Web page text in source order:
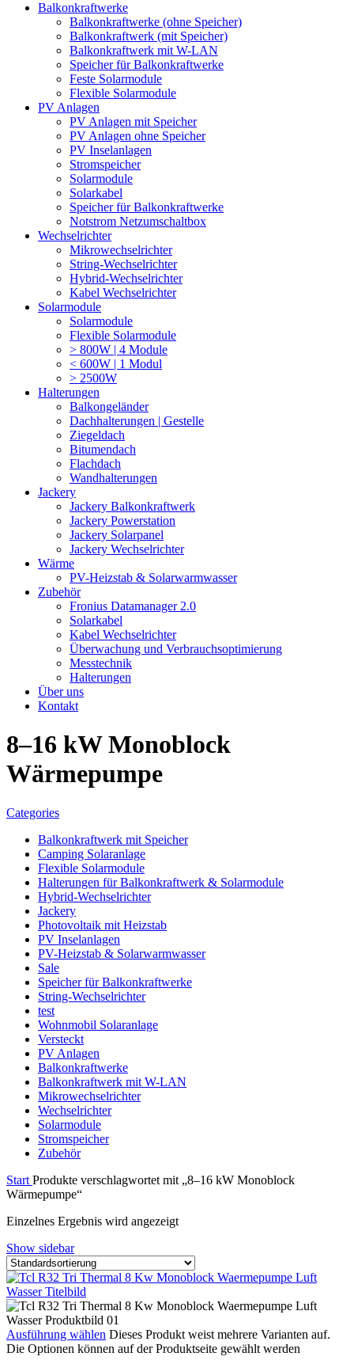
Balkonkraftwerke
Balkonkraftwerke (ohne Speicher)
Balkonkraftwerk (mit Speicher)
Balkonkraftwerk mit W-LAN
Speicher für Balkonkraftwerke
Feste Solarmodule
Flexible Solarmodule
PV Anlagen
PV Anlagen mit Speicher
PV Anlagen ohne Speicher
PV Inselanlagen
Stromspeicher
Solarmodule
Solarkabel
Speicher für Balkonkraftwerke
Notstrom Netzumschaltbox
Wechselrichter
Mikrowechselrichter
String-Wechselrichter
Hybrid-Wechselrichter
Kabel Wechselrichter
Solarmodule
Solarmodule
Flexible Solarmodule
> 800W | 4 Module
< 600W | 1 Modul
> 2500W
Halterungen
Balkongeländer
Dachhalterungen | Gestelle
Ziegeldach
Bitumendach
Flachdach
Wandhalterungen
Jackery
Jackery Balkonkraftwerk
Jackery Powerstation
Jackery Solarpanel
Jackery Wechselrichter
Wärme
PV-Heizstab & Solarwarmwasser
Zubehör
Fronius Datamanager 2.0
Solarkabel
Kabel Wechselrichter
Überwachung und Verbrauchsoptimierung
Messtechnik
Halterungen
Über uns
Kontakt
8–16 kW Monoblock
Wärmepumpe
Categories
Balkonkraftwerk mit Speicher
Camping Solaranlage
Flexible Solarmodule
Halterungen für Balkonkraftwerk & Solarmodule
Hybrid-Wechselrichter
Jackery
Photovoltaik mit Heizstab
PV Inselanlagen
PV-Heizstab & Solarwarmwasser
Sale
Speicher für Balkonkraftwerke
String-Wechselrichter
test
Wohnmobil Solaranlage
Versteckt
PV Anlagen
Balkonkraftwerke
Balkonkraftwerk mit W-LAN
Mikrowechselrichter
Wechselrichter
Solarmodule
Stromspeicher
Zubehör
Start Produkte verschlagwortet mit „8–16 kW Monoblock
Wärmepumpe“
Einzelnes Ergebnis wird angezeigt
Show sidebar
Ausführung wählen Dieses Produkt weist mehrere Varianten auf.
Die Optionen können auf der Produktseite gewählt werden